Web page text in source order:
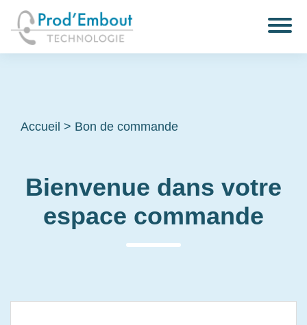
Accueil > Bon de commande
Bienvenue dans votre
espace commande